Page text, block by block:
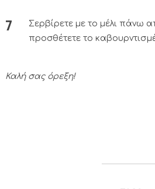
Σερβίρετε με το μέλι πάνω
προσθέτετε το
Καλή σας όρεξη!